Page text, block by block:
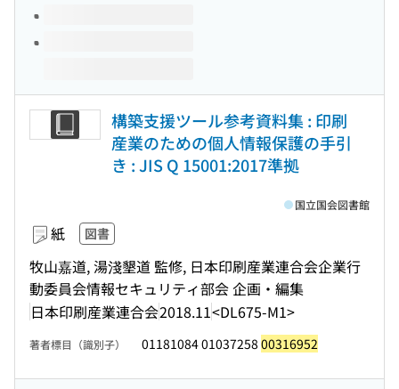
構築支援ツール参考資料集 : 印刷
産業のための個人情報保護の手引
き : JIS Q 15001:2017準拠
紙 図書
牧山嘉道, 湯淺墾道 監修, 日本印刷産業連合会企業行
動委員会情報セキュリティ部会 企画・編集
日本印刷産業連合会2018.11<DL675-M1>
国立国会図書館
著者標目（識別子） 01181084 01037258 00316952